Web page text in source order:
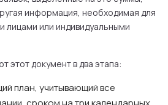
информация, необходимая для
лицами или индивидуальными
этот документ в два этапа:
план, учитывающий все